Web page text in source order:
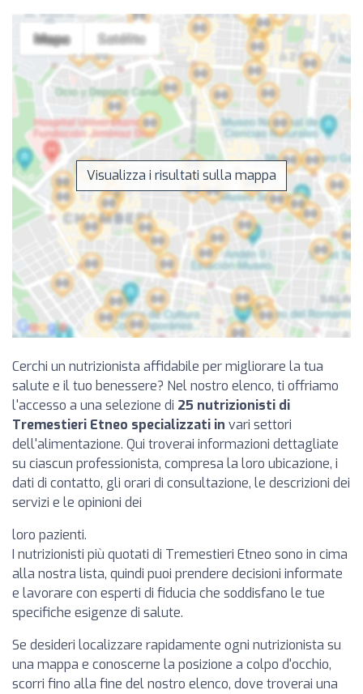
Visualizza i risultati sulla mappa
Cerchi un nutrizionista affidabile per migliorare la tua
salute e il tuo benessere? Nel nostro elenco, ti offriamo
l'accesso a una selezione di 25 nutrizionisti di
Tremestieri Etneo specializzati in vari settori
dell'alimentazione. Qui troverai informazioni dettagliate
su ciascun professionista, compresa la loro ubicazione, i
dati di contatto, gli orari di consultazione, le descrizioni dei
servizi e le opinioni dei
loro pazienti.
I nutrizionisti più quotati di Tremestieri Etneo sono in cima
alla nostra lista, quindi puoi prendere decisioni informate
e lavorare con esperti di fiducia che soddisfano le tue
specifiche esigenze di salute.
Se desideri localizzare rapidamente ogni nutrizionista su
una mappa e conoscerne la posizione a colpo d'occhio,
scorri fino alla fine del nostro elenco, dove troverai una